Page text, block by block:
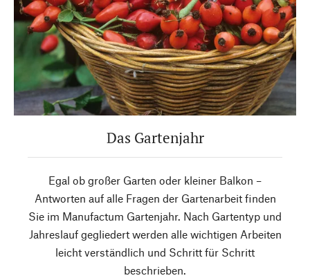
Das Gartenjahr
Egal ob großer Garten oder kleiner Balkon –
Antworten auf alle Fragen der Gartenarbeit finden
Sie im Manufactum Gartenjahr. Nach Gartentyp und
Jahreslauf gegliedert werden alle wichtigen Arbeiten
leicht verständlich und Schritt für Schritt
beschrieben.